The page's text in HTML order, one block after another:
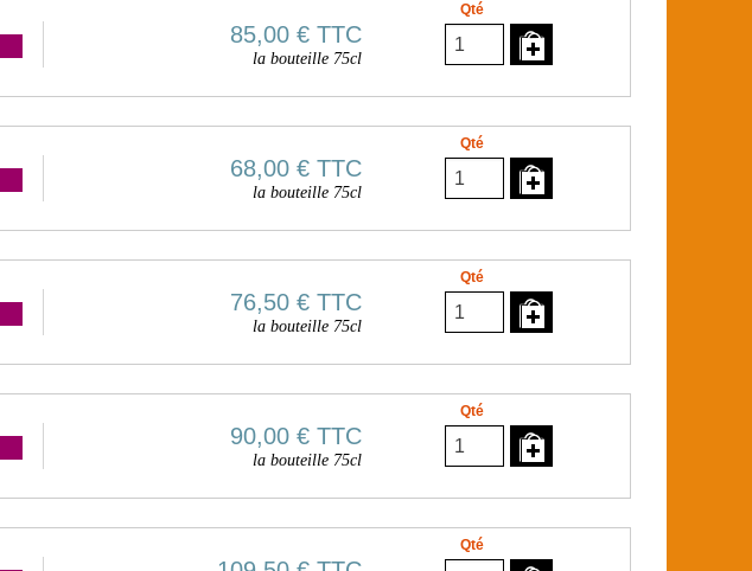
85,00 € TTC
la bouteille 75cl
Qté
68,00 € TTC
la bouteille 75cl
Qté
76,50 € TTC
la bouteille 75cl
Qté
90,00 € TTC
la bouteille 75cl
Qté
Qté